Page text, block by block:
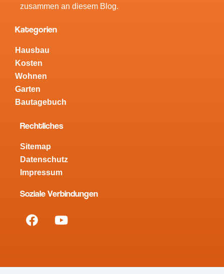
zusammen an diesem Blog.
Kategorien
Hausbau
Kosten
Wohnen
Garten
Bautagebuch
Rechtliches
Sitemap
Datenschutz
Impressum
Soziale Verbindungen